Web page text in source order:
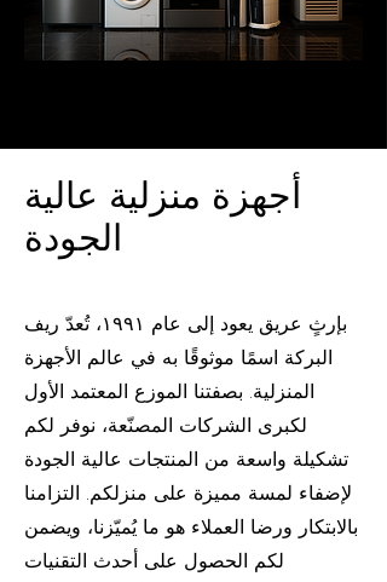
أجهزة منزلية عالية
الجودة
بإرثٍ عريق يعود إلى عام ١٩٩١، تُعدّ ريف
البركة اسمًا موثوقًا به في عالم الأجهزة
المنزلية. بصفتنا الموزع المعتمد الأول
لكبرى الشركات المصنّعة، نوفر لكم
تشكيلة واسعة من المنتجات عالية الجودة
لإضفاء لمسة مميزة على منزلكم. التزامنا
بالابتكار ورضا العملاء هو ما يُميّزنا، ويضمن
لكم الحصول على أحدث التقنيات